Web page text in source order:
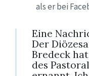
als er bei
Eine
Der
Bredeck
des